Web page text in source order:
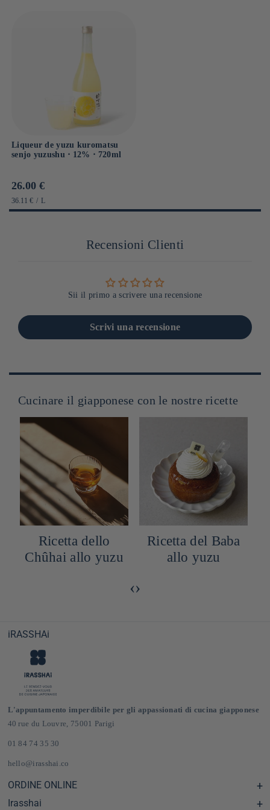
Liqueur de yuzu kuromatsu
senjo yuzushu ⋅ 12% ⋅ 720ml
Prix
habituel
26.00 €
PRIX
UNITAIRE
36.11 € / PAR
L
Recensioni Clienti
Sii il primo a scrivere una recensione
Scrivi una recensione
Cucinare il giapponese con le nostre ricette
Ricetta dello
Chûhai allo yuzu
Ricetta del Baba
allo yuzu
‹›
iRASSHAi
L'appuntamento imperdibile per gli appassionati di cucina giapponese
40 rue du Louvre, 75001 Parigi
01 84 74 35 30
hello@irasshai.co
ORDINE ONLINE
Centro assistenza e Domande frequenti
Irasshai